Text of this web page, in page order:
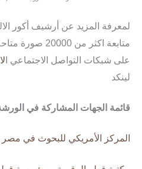
لمعرفة المزيد عن أرشيف أكور
متابعة اكثر من 20000 صورة متاحة على الموقع
على شبكات التواصل الاجتماعي ا
لينكد
قائمة الجهات المشاركة في الورشة
المركز الأمريكي للبحوث في مصر